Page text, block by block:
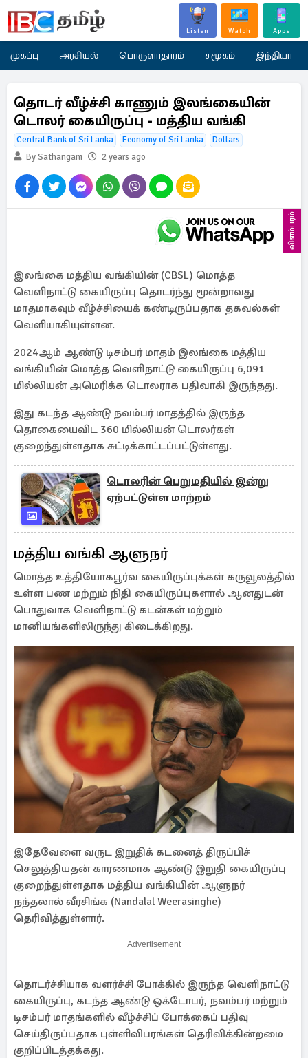
Listen Watch Apps
முகப்பு அரசியல் பொருளாதாரம் சமூகம் இந்தியா
தொடர் வீழ்ச்சி காணும் இலங்கையின்
டொலர் கையிருப்பு - மத்திய வங்கி
Central Bank of Sri Lanka Economy of Sri Lanka
Dollars
By Sathangani
2 years ago
விளம்பரம்
இலங்கை மத்திய வங்கியின் (CBSL) மொத்த
வெளிநாட்டு கையிருப்பு தொடர்ந்து மூன்றாவது
மாதமாகவும் வீழ்ச்சியைக் கண்டிருப்பதாக தகவல்கள்
வெளியாகியுள்ளன.
2024ஆம் ஆண்டு டிசம்பர் மாதம் இலங்கை மத்திய
வங்கியின் மொத்த வெளிநாட்டு கையிருப்பு 6,091
மில்லியன் அமெரிக்க டொலராக பதிவாகி இருந்தது.
இது கடந்த ஆண்டு நவம்பர் மாதத்தில் இருந்த
தொகையைவிட 360 மில்லியன் டொலர்கள்
குறைந்துள்ளதாக சுட்டிக்காட்டப்பட்டுள்ளது.
டொலரின் பெறுமதியில் இன்று
ஏற்பட்டுள்ள மாற்றம்
மத்திய வங்கி ஆளுநர்
மொத்த உத்தியோகபூர்வ கையிருப்புக்கள் கருவூலத்தில்
உள்ள பண மற்றும் நிதி கையிருப்புகளால் ஆனதுடன்
பொதுவாக வெளிநாட்டு கடன்கள் மற்றும்
மானியங்களிலிருந்து கிடைக்கிறது.
இதேவேளை வருட இறுதிக் கடனைத் திருப்பிச்
செலுத்தியதன் காரணமாக ஆண்டு இறுதி கையிருப்பு
குறைந்துள்ளதாக மத்திய வங்கியின் ஆளுநர்
நந்தலால் வீரசிங்க (Nandalal Weerasinghe)
தெரிவித்துள்ளார்.
Advertisement
தொடர்ச்சியாக வளர்ச்சி போக்கில் இருந்த வெளிநாட்டு
கையிருப்பு, கடந்த ஆண்டு ஒக்டோபர், நவம்பர் மற்றும்
டிசம்பர் மாதங்களில் வீழ்ச்சிப் போக்கைப் பதிவு
செய்திருப்பதாக புள்ளிவிபரங்கள் தெரிவிக்கின்றமை
குறிப்பிடத்தக்கது.